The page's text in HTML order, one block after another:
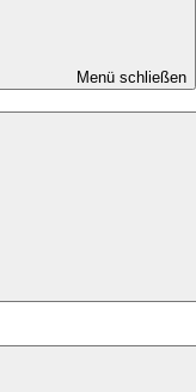
Menü schließen